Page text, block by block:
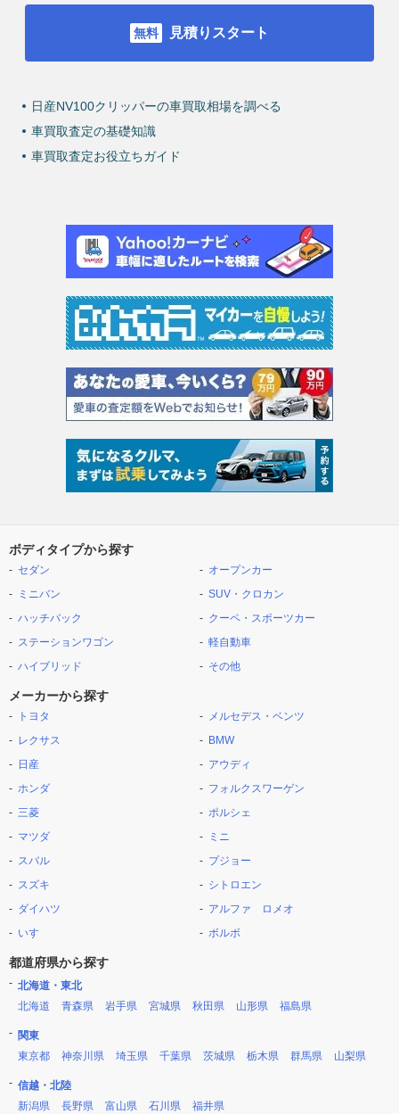
見積りスタート
日産NV100クリッパーの車買取相場を調べる
車買取査定の基礎知識
車買取査定お役立ちガイド
ボディタイプから探す
セダン
ミニバン
ハッチバック
ステーションワゴン
ハイブリッド
オープンカー
SUV・クロカン
クーペ・スポーツカー
軽自動車
その他
メーカーから探す
トヨタ
レクサス
日産
ホンダ
三菱
マツダ
スバル
スズキ
ダイハツ
いすゞ
メルセデス・ベンツ
BMW
アウディ
フォルクスワーゲン
ポルシェ
ミニ
プジョー
シトロエン
アルファ ロメオ
ボルボ
都道府県から探す
北海道・東北
北海道
青森県 岩手県 宮城県 秋田県 山形県 福島県
関東
東京都
神奈川県 埼玉県 千葉県 茨城県 栃木県 群馬県 山梨県
信越・北陸
新潟県
長野県 富山県 石川県 福井県